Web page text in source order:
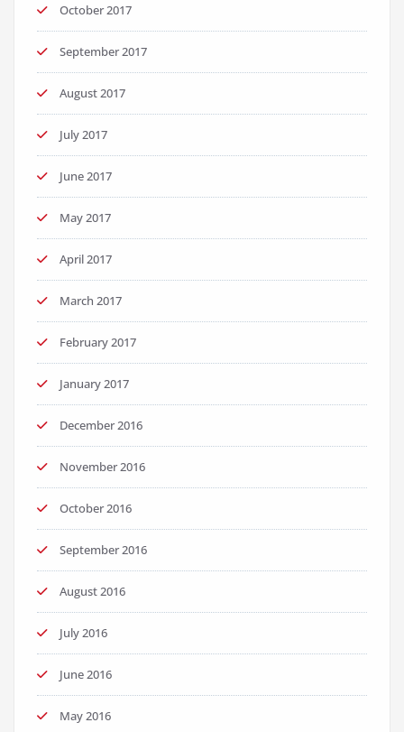
October 2017
September 2017
August 2017
July 2017
June 2017
May 2017
April 2017
March 2017
February 2017
January 2017
December 2016
November 2016
October 2016
September 2016
August 2016
July 2016
June 2016
May 2016